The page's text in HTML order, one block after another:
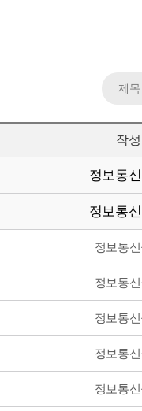
제목
작
정보통
정보통
정보통
정보통
정보통
정보통
정보통